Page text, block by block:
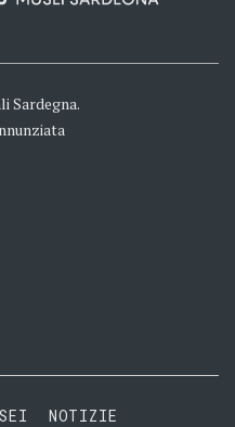
Sardegna.
NOTIZIE